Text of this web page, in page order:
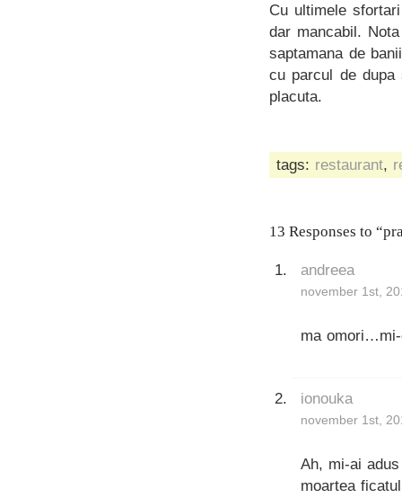
Cu ultimele
dar mancabil.
saptamana de
cu parcul de
placuta.
tags: restaurant,
13 Responses to
andreea
november 1st,
ma
ionouka
november 1st,
Ah, mi-ai
moartea